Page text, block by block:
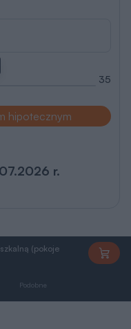
35
hipotecznym
r.
(pokoje
Podobne